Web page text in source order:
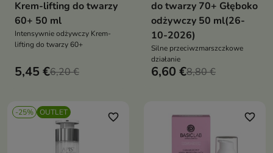
Krem-lifting do twarzy
60+ 50 ml
Intensywnie odżywczy Krem-
lifting do twarzy 60+
5,45 €6,20 €
do twarzy 70+ Głęboko
odżywczy 50 ml(26-
10-2026)
Silne przeciwzmarszczkowe
działanie
6,60 €8,80 €
-25% OUTLET favorite_border favorite_border